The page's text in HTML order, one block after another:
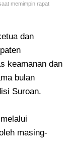
memimpin rapat
dan
keamanan dan
bulan
Suroan.
masing-